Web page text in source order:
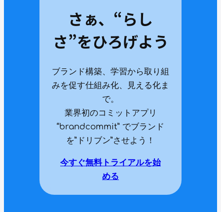
さぁ、“らし
さ”をひろげよう
ブランド構築、学習から取り組
みを促す仕組み化、見える化ま
で。
業界初のコミットアプリ
“brandcommit” でブランド
を”ドリブン”させよう！
今すぐ無料トライアルを始
める